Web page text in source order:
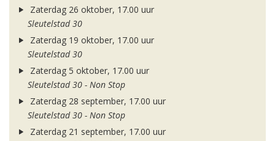
Zaterdag 26 oktober, 17.00 uur
Sleutelstad 30
Zaterdag 19 oktober, 17.00 uur
Sleutelstad 30
Zaterdag 5 oktober, 17.00 uur
Sleutelstad 30 - Non Stop
Zaterdag 28 september, 17.00 uur
Sleutelstad 30 - Non Stop
Zaterdag 21 september, 17.00 uur